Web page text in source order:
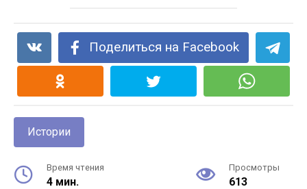
Поделиться на Facebook
Истории
Время чтения
4 мин.
Просмотры
613